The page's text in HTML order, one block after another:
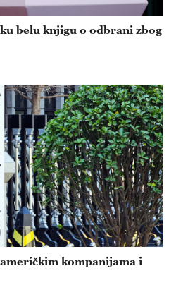
belu knjigu o odbrani zbog
kompanijama i